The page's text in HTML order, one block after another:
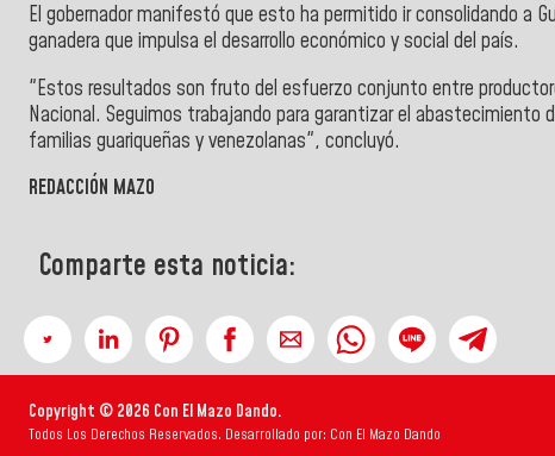
El gobernador manifestó que esto ha permitido ir consolidando a
ganadera que impulsa el desarrollo económico y social del país.
"Estos resultados son fruto del esfuerzo conjunto entre
Nacional. Seguimos trabajando para garantizar el
familias guariqueñas y venezolanas", concluyó.
REDACCIÓN MAZO
Comparte esta noticia:
Copyright © 2026 Con El Mazo Dando.
Todos Los Derechos Reservados. Desarrollado por: Con El Mazo Dando